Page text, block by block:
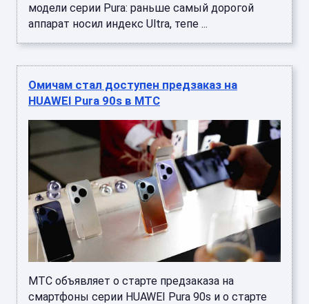
модели серии Pura: раньше самый дорогой
аппарат носил индекс Ultra, тепе ...
Омичам стал доступен предзаказ на
HUAWEI Pura 90s в МТС
МТС объявляет о старте предзаказа на
смартфоны серии HUAWEI Pura 90s и о старте